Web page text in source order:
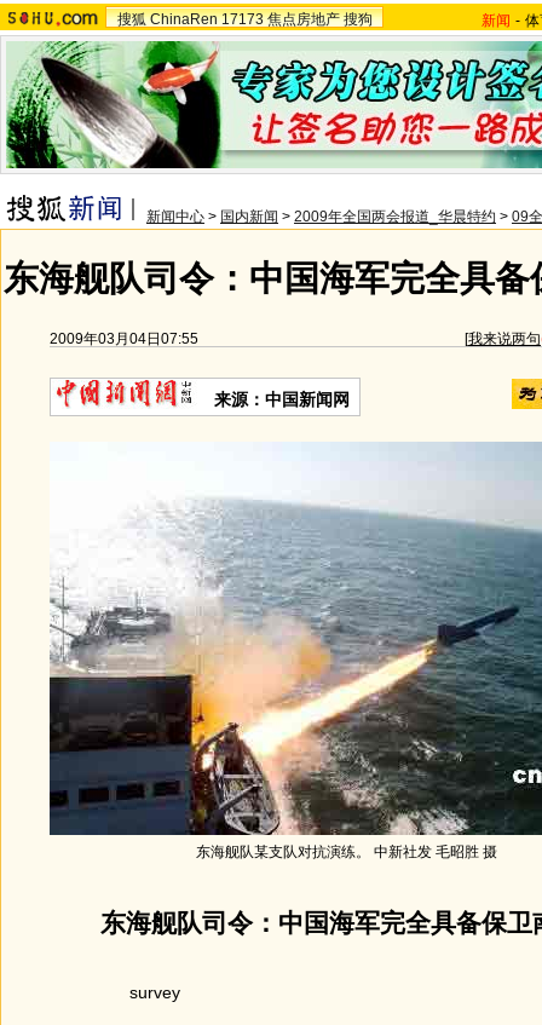
搜狐 ChinaRen 17173 焦点房地产 搜狗 新闻 -
新闻中心 > 国内新闻 > 2009年全国两会报道_华晨特约 > 09
东海舰队司令：中国海军完全具
2009年03月04日07:55 [我来说两句
来源：中国新闻网
东海舰队某支队对抗演练。 中新社发 毛昭胜 摄
东海舰队司令：中国海军完全具备保卫
survey